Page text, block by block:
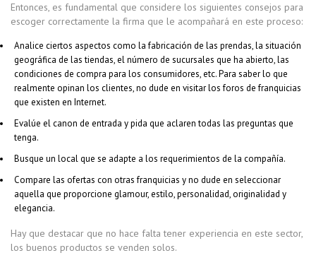
Entonces, es fundamental que considere los siguientes consejos para
escoger correctamente la firma que le acompañará en este proceso:
Analice ciertos aspectos como la fabricación de las prendas, la situación
geográfica de las tiendas, el número de sucursales que ha abierto, las
condiciones de compra para los consumidores, etc. Para saber lo que
realmente opinan los clientes, no dude en visitar los foros de franquicias
que existen en Internet.
Evalúe el canon de entrada y pida que aclaren todas las preguntas que
tenga.
Busque un local que se adapte a los requerimientos de la compañía.
Compare las ofertas con otras franquicias y no dude en seleccionar
aquella que proporcione glamour, estilo, personalidad, originalidad y
elegancia.
Hay que destacar que no hace falta tener experiencia en este sector,
los buenos productos se venden solos.